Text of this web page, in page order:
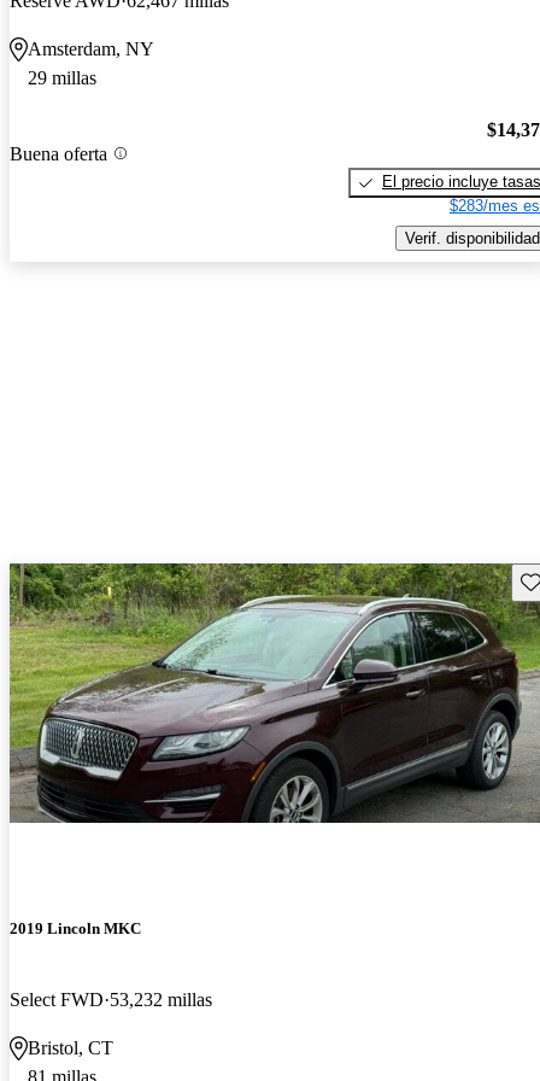
Amsterdam, NY
29 millas
Buena oferta
El precio incluye tasas
$283/mes
Verif. disponibilidad
2019 Lincoln MKC
Select FWD 53,232 millas
Bristol, CT